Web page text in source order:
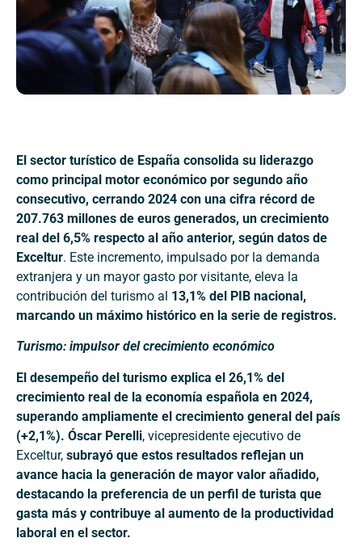
El sector turístico de España consolida su liderazgo
como principal motor económico por segundo año
consecutivo, cerrando 2024 con una cifra récord de
207.763 millones de euros generados, un crecimiento
real del 6,5% respecto al año anterior, según datos de
Exceltur. Este incremento, impulsado por la demanda
extranjera y un mayor gasto por visitante, eleva la
contribución del turismo al 13,1% del PIB nacional,
marcando un máximo histórico en la serie de registros.
Turismo: impulsor del crecimiento económico
El desempeño del turismo explica el 26,1% del
crecimiento real de la economía española en 2024,
superando ampliamente el crecimiento general del país
(+2,1%). Óscar Perelli, vicepresidente ejecutivo de
Exceltur, subrayó que estos resultados reflejan un
avance hacia la generación de mayor valor añadido,
destacando la preferencia de un perfil de turista que
gasta más y contribuye al aumento de la productividad
laboral en el sector.